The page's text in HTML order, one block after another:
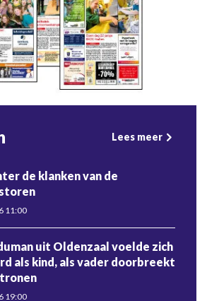
Lees meer
de klanken van de
11:00
uit Oldenzaal voelde zich
als kind, als vader doorbreekt
19:00